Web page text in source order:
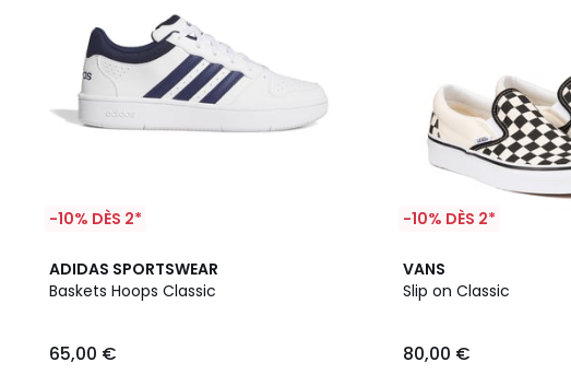
-10% DÈS 2*
ADIDAS SPORTSWEAR
Baskets Hoops Classic
€.
65,00 €
4,7
/ 5
-10% DÈS 2*
VANS
Slip on Classic
80,00 €
4,5
/ 5